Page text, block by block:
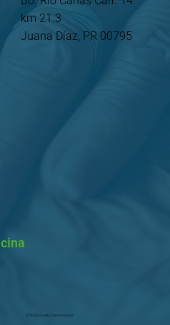
km 21.3
Juana Díaz, PR 00795
© 2026, Quality Care Hospice